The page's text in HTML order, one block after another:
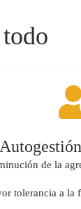
de la
tolerancia a la